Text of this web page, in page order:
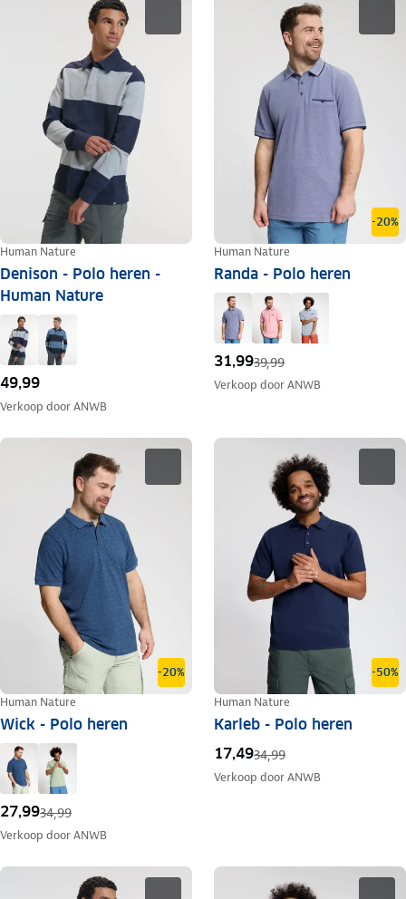
Human Nature
Denison - Polo heren -
Human Nature
49,99
Verkoop doorANWB
-20%
Human Nature
Randa - Polo heren
31,9939,99
Verkoop doorANWB
-20%
Human Nature
Wick - Polo heren
27,9934,99
Verkoop doorANWB
-50%
Human Nature
Karleb - Polo heren
17,4934,99
Verkoop doorANWB